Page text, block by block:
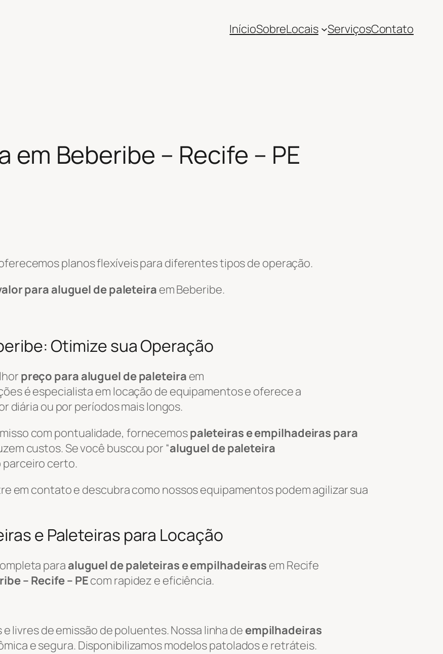
InícioSobreLocais ServiçosContato
Beberibe – Recife – PE
planos flexíveis para diferentes tipos de operação.
para aluguel de paleteira em Beberibe.
Otimize sua Operação
preço para aluguel de paleteira em
é especialista em locação de equipamentos e oferece a
diária ou por períodos mais longos.
com pontualidade, fornecemospaleteiras e empilhadeiras para
custos. Se você buscou por “aluguel de paleteira
certo.
em contato e descubra como nossos equipamentos podem agilizar sua
e Paleteiras para Locação
para aluguel de paleteiras e empilhadeiras em Recife
– Recife – PEcom rapidez e eficiência.
livres de emissão de poluentes. Nossa linha de empilhadeiras
e segura. Disponibilizamos modelos patolados e retráteis.